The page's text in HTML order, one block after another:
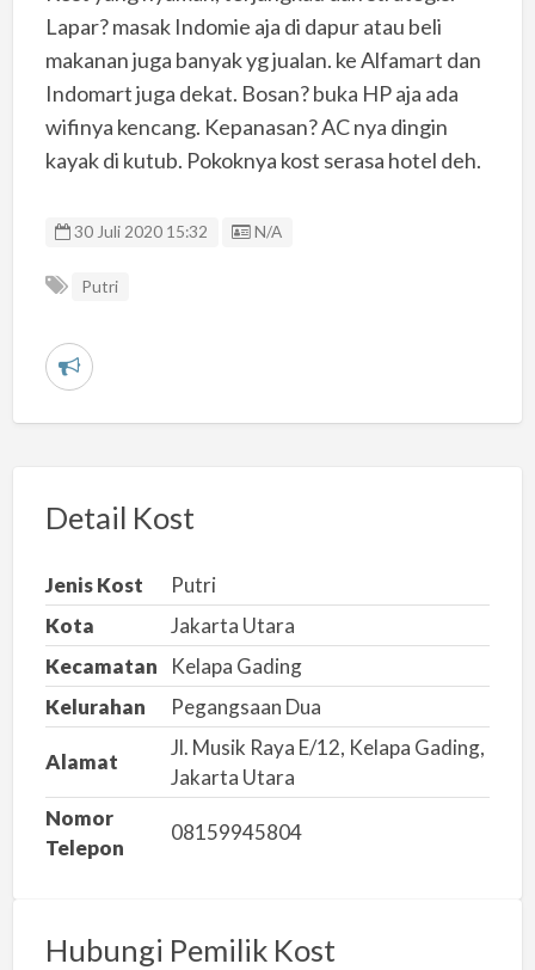
Lapar? masak Indomie aja di dapur atau beli
makanan juga banyak yg jualan. ke Alfamart dan
Indomart juga dekat. Bosan? buka HP aja ada
wifinya kencang. Kepanasan? AC nya dingin
kayak di kutub. Pokoknya kost serasa hotel deh.
30 Juli 2020 15:32 Listing ID
N/A
Putri
L
r
n
m
a
s
a
l
a
h
Detail Kost
Jenis Kost
Putri
Kota
Jakarta Utara
Kecamatan
Kelapa Gading
Kelurahan
Pegangsaan Dua
Alamat
Jl. Musik Raya E/12, Kelapa Gading,
Jakarta Utara
Nomor
Telepon
08159945804
Hubungi Pemilik Kost